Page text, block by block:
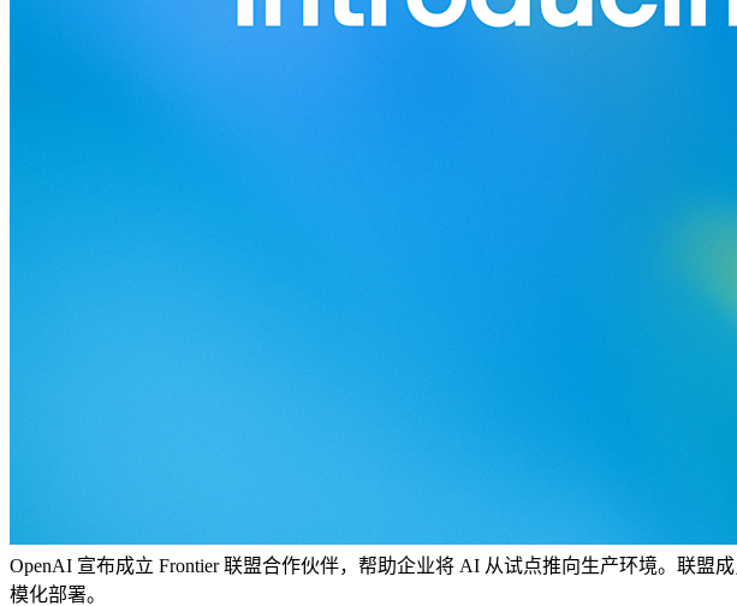
OpenAI 宣布成立 Frontier 联盟合作伙伴，帮助企业将 AI 从试点推向生产环境。联
模化部署。